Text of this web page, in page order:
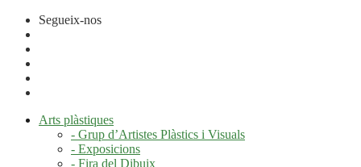
Segueix-nos
Arts plàstiques
- Grup d’Artistes Plàstics i Visuals
- Exposicions
- Fira del Dibuix